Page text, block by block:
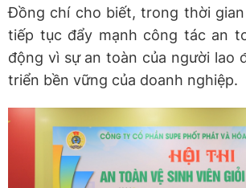
Đồng chí cho biết, trong thời
tiếp tục đẩy mạnh công tác an
động vì sự an toàn của người lao
triển bền vững của doanh nghiệp.